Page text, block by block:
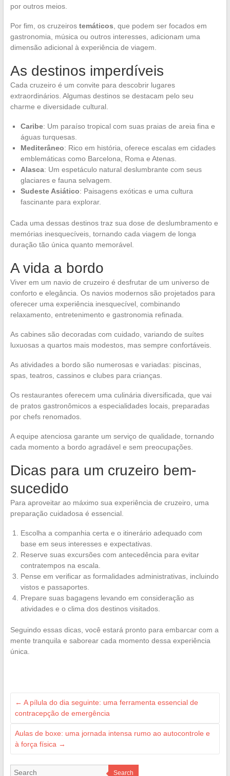
por outros meios.
Por fim, os cruzeiros temáticos , que podem ser focados em
gastronomia, música ou outros interesses, adicionam uma
dimensão adicional à experiência de viagem.
As destinos imperdíveis
Cada cruzeiro é um convite para descobrir lugares
extraordinários. Algumas destinos se destacam pelo seu
charme e diversidade cultural.
Caribe: Um paraíso tropical com suas praias de areia fina e
águas turquesas.
Mediterâneo: Rico em história, oferece escalas em cidades
emblemáticas como Barcelona, Roma e Atenas.
Alasca: Um espetáculo natural deslumbrante com seus
glaciares e fauna selvagem.
Sudeste Asiático: Paisagens exóticas e uma cultura
fascinante para explorar.
Cada uma dessas destinos traz sua dose de deslumbramento e
memórias inesquecíveis, tornando cada viagem de longa
duração tão única quanto memorável.
A vida a bordo
Viver em um navio de cruzeiro é desfrutar de um universo de
conforto e elegância. Os navios modernos são projetados para
oferecer uma experiência inesquecível, combinando
relaxamento, entretenimento e gastronomia refinada.
As cabines são decoradas com cuidado, variando de suítes
luxuosas a quartos mais modestos, mas sempre confortáveis.
As atividades a bordo são numerosas e variadas: piscinas,
spas, teatros, cassinos e clubes para crianças.
Os restaurantes oferecem uma culinária diversificada, que vai
de pratos gastronômicos a especialidades locais, preparadas
por chefs renomados.
A equipe atenciosa garante um serviço de qualidade, tornando
cada momento a bordo agradável e sem preocupações.
Dicas para um cruzeiro bem-
sucedido
Para aproveitar ao máximo sua experiência de cruzeiro, uma
preparação cuidadosa é essencial.
Escolha a companhia certa e o itinerário adequado com
base em seus interesses e expectativas.
Reserve suas excursões com antecedência para evitar
contratempos na escala.
Pense em verificar as formalidades administrativas, incluindo
vistos e passaportes.
Prepare suas bagagens levando em consideração as
atividades e o clima dos destinos visitados.
Seguindo essas dicas, você estará pronto para embarcar com a
mente tranquila e saborear cada momento dessa experiência
única.
← A pílula do dia seguinte: uma ferramenta essencial de
contracepção de emergência
Aulas de boxe: uma jornada intensa rumo ao autocontrole e
à força física →
Search